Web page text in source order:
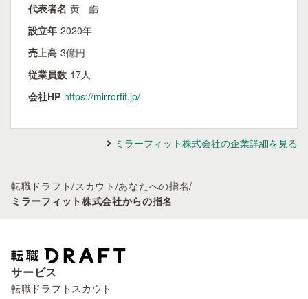
代表者名 黄 皓
設立年 2020年
売上高 3億円
従業員数 17人
会社HP https://mirrorfit.jp/
ミラーフィット株式会社の企業詳細を見る
転職ドラフト/スカウト /あなたへの指名/
ミラーフィット株式会社からの指名
サービス
転職ドラフトスカウト